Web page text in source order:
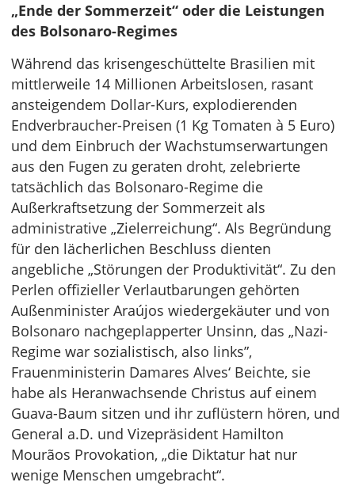
„Ende der Sommerzeit“ oder die Leistungen
des Bolsonaro-Regimes
Während das krisengeschüttelte Brasilien mit
mittlerweile 14 Millionen Arbeitslosen, rasant
ansteigendem Dollar-Kurs, explodierenden
Endverbraucher-Preisen (1 Kg Tomaten à 5 Euro)
und dem Einbruch der Wachstumserwartungen
aus den Fugen zu geraten droht, zelebrierte
tatsächlich das Bolsonaro-Regime die
Außerkraftsetzung der Sommerzeit als
administrative „Zielerreichung“. Als Begründung
für den lächerlichen Beschluss dienten
angebliche „Störungen der Produktivität“. Zu den
Perlen offizieller Verlautbarungen gehörten
Außenminister Araújos wiedergekäuter und von
Bolsonaro nachgeplapperter Unsinn, das „Nazi-
Regime war sozialistisch, also links”,
Frauenministerin Damares Alves‘ Beichte, sie
habe als Heranwachsende Christus auf einem
Guava-Baum sitzen und ihr zuflüstern hören, und
General a.D. und Vizepräsident Hamilton
Mourãos Provokation, „die Diktatur hat nur
wenige Menschen umgebracht“.